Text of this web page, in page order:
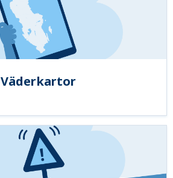
Väderkartor